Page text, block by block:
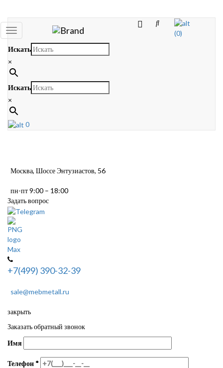
Toggle
navigation
(0)
Искать
×
Искать
×
0
Москва, Шоссе Энтузиастов, 56
пн-пт 9:00 – 18:00
Задать вопрос
+7(499) 390-32-39
sale@mebmetall.ru
закрыть
Заказать обратный звонок
Имя
Телефон *